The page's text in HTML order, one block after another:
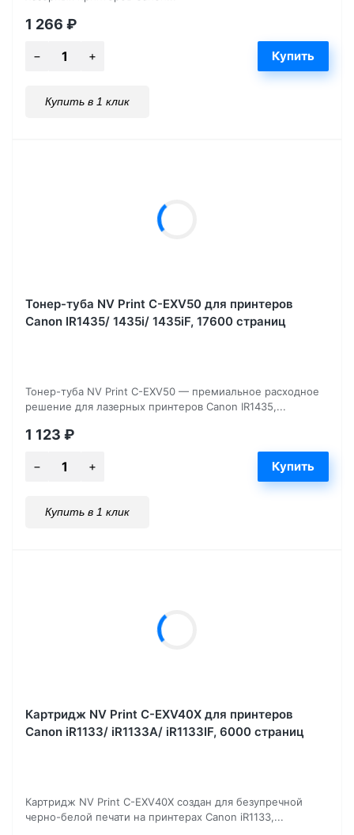
1 266 ₽
Купить в 1 клик
Тонер-туба NV Print C-EXV50 для принтеров
Canon IR1435/ 1435i/ 1435iF, 17600 страниц
Тонер-туба NV Print C-EXV50 — премиальное расходное
решение для лазерных принтеров Canon IR1435,...
1 123 ₽
Купить в 1 клик
Картридж NV Print C-EXV40X для принтеров
Canon iR1133/ iR1133A/ iR1133IF, 6000 страниц
Картридж NV Print C-EXV40X создан для безупречной
черно-белой печати на принтерах Canon iR1133,...